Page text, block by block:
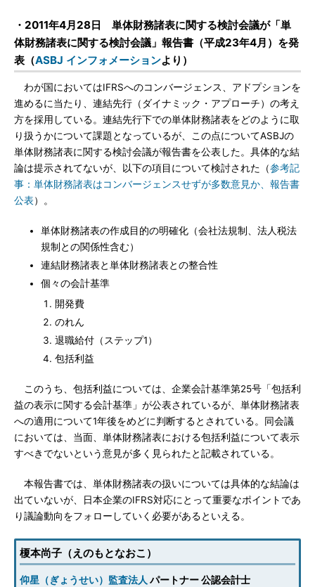
・2011年4月28日 単体財務諸表に関する検討会議が「単
体財務諸表に関する検討会議」報告書（平成23年4月）を発
表（ASBJ インフォメーションより）
わが国においてはIFRSへのコンバージェンス、アドプションを
進めるに当たり、連結先行（ダイナミック・アプローチ）の考え
方を採用している。連結先行下での単体財務諸表をどのように取
り扱うかについて課題となっているが、この点についてASBJの
単体財務諸表に関する検討会議が報告書を公表した。具体的な結
論は提示されてないが、以下の項目について検討された（参考記
事：単体財務諸表はコンバージェンスせずが多数意見か、報告書
公表）。
単体財務諸表の作成目的の明確化（会社法規制、法人税法
規制との関係性含む）
連結財務諸表と単体財務諸表との整合性
個々の会計基準
開発費
のれん
退職給付（ステップ1）
包括利益
このうち、包括利益については、企業会計基準第25号「包括利
益の表示に関する会計基準」が公表されているが、単体財務諸表
への適用について1年後をめどに判断するとされている。同会議
においては、当面、単体財務諸表における包括利益について表示
すべきでないという意見が多く見られたと記載されている。
本報告書では、単体財務諸表の扱いについては具体的な結論は
出ていないが、日本企業のIFRS対応にとって重要なポイントであ
り議論動向をフォローしていく必要があるといえる。
榎本尚子（えのもとなおこ）
仰星（ぎょうせい）監査法人 パートナー 公認会計士